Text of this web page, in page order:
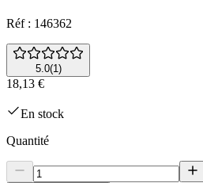
Réf : 146362
5.0(1 )
18,13 €
En stock
Quantité